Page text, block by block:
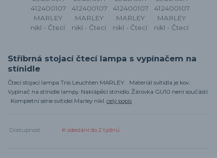
Stříbrná stojací čtecí lampa s vypínačem na
stínidle
Čtecí stojací lampa Trio Leuchten MARLEY. Materiál svítidla je kov.
Vypínač na stínidle lampy. Naklápěcí stínidlo. Žárovka GU10 není součástí.
Kompletní série svítidel Marley nikl. celý popis
Dostupnost K odeslání do 2 týdnů